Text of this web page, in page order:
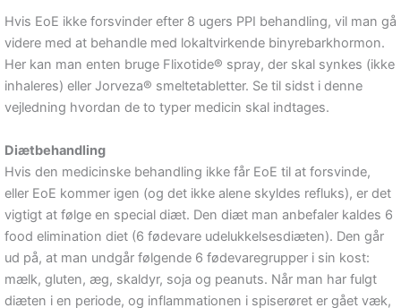
Hvis EoE ikke forsvinder efter 8 ugers PPI behandling, vil man gå
videre med at behandle med lokaltvirkende binyrebarkhormon.
Her kan man enten bruge Flixotide® spray, der skal synkes (ikke
inhaleres) eller Jorveza® smeltetabletter. Se til sidst i denne
vejledning hvordan de to typer medicin skal indtages.
Diætbehandling
Hvis den medicinske behandling ikke får EoE til at forsvinde,
eller EoE kommer igen (og det ikke alene skyldes refluks), er det
vigtigt at følge en special diæt. Den diæt man anbefaler kaldes 6
food elimination diet (6 fødevare udelukkelsesdiæten). Den går
ud på, at man undgår følgende 6 fødevaregrupper i sin kost:
mælk, gluten, æg, skaldyr, soja og peanuts. Når man har fulgt
diæten i en periode, og inflammationen i spiserøret er gået væk,